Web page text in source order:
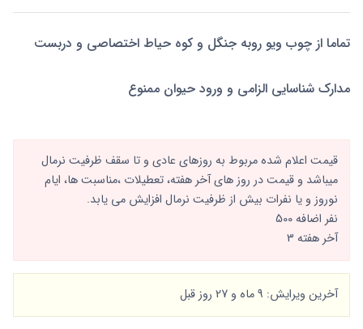
تماما از چوب ویو روبه جنگل و کوه حیاط اختصاصی و دربست
مدارک شناسایی الزامی و ورود حیوان ممنوع
قیمت اعلام شده مربوط به روزهای عادی و تا سقف ظرفیت نرمال
میباشد و قیمت در روز های آخر هفته، تعطیلات ،مناسبت ها، ایام
نوروز و یا نفرات بیش از ظرفیت نرمال افزایش می یابد.
نفر اضافه 500
آخر هفته 3
آخرین ویرایش: 9 ماه و 27 روز قبل